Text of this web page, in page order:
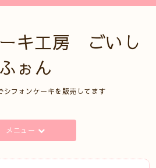
キ工房 ごいし
ふぉん
シフォンケーキを販売してます
メニュー